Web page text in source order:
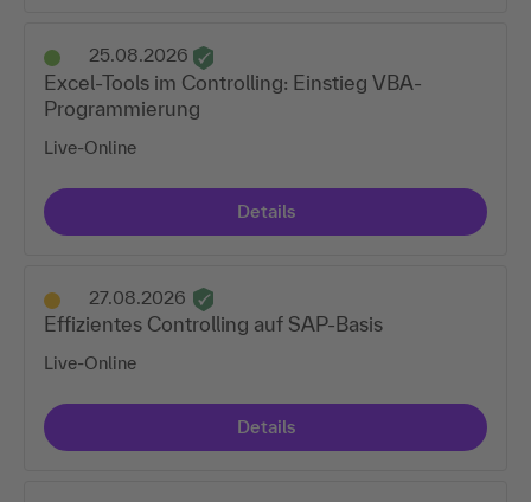
25.08.2026
Excel-Tools im Controlling: Einstieg VBA-
Programmierung
Live-Online
Details
27.08.2026
Effizientes Controlling auf SAP-Basis
Live-Online
Details